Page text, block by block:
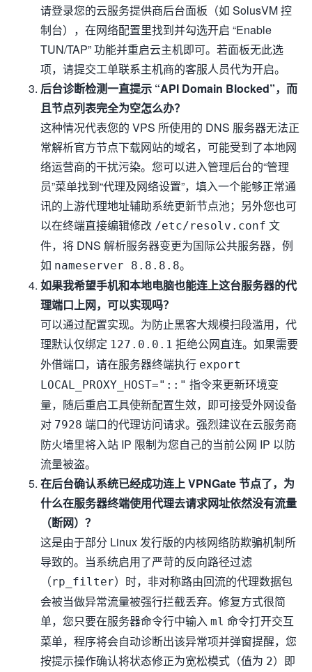
请登录您的云服务提供商后台面板（如 SolusVM 控
制台），在网络配置里找到并勾选开启 “Enable
TUN/TAP” 功能并重启云主机即可。若面板无此选
项，请提交工单联系主机商的客服人员代为开启。
后台诊断检测一直提示 “API Domain Blocked”，而
且节点列表完全为空怎么办？
这种情况代表您的 VPS 所使用的 DNS 服务器无法正
常解析官方节点下载网站的域名，可能受到了本地网
络运营商的干扰污染。您可以进入管理后台的“管理
员”菜单找到“代理及网络设置”，填入一个能够正常通
讯的上游代理地址辅助系统更新节点池；另外您也可
以在终端直接编辑修改 /etc/resolv.conf 文
件，将 DNS 解析服务器变更为国际公共服务器，例
如 nameserver 8.8.8.8。
如果我希望手机和本地电脑也能连上这台服务器的代
理端口上网，可以实现吗？
可以通过配置实现。为防止黑客大规模扫段滥用，代
理默认仅绑定 127.0.0.1 拒绝公网直连。如果需要
外借端口，请在服务器终端执行 export
LOCAL_PROXY_HOST="::" 指令来更新环境变
量，随后重启工具使新配置生效，即可接受外网设备
对 7928 端口的代理访问请求。强烈建议在云服务商
防火墙里将入站 IP 限制为您自己的当前公网 IP 以防
流量被盗。
在后台确认系统已经成功连上 VPNGate 节点了，为
什么在服务器终端使用代理去请求网址依然没有流量
（断网）？
这是由于部分 Linux 发行版的内核网络防欺骗机制所
导致的。当系统启用了严苛的反向路径过滤
（rp_filter）时，非对称路由回流的代理数据包
会被当做异常流量被强行拦截丢弃。修复方式很简
单，您只要在服务器命令行中输入 ml 命令打开交互
菜单，程序将会自动诊断出该异常项并弹窗提醒，您
按提示操作确认将状态修正为宽松模式（值为 2）即